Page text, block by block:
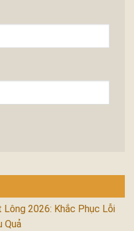
2026: Khắc Phục Lỗi
Quả